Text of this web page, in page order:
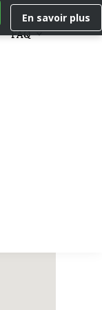
FAQ
En savoir plus